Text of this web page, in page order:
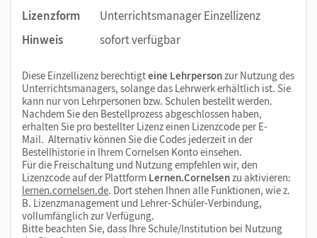
Lizenzform
Unterrichtsmanager Einzellizenz
Hinweis
sofort verfügbar
Diese Einzellizenz berechtigteine Lehrpersonzur Nutzung des
Unterrichtsmanagers, solange das Lehrwerk erhältlich ist. Sie
kann nur von Lehrpersonen bzw. Schulen bestellt werden.
Nachdem Sie den Bestellprozess abgeschlossen haben,
erhalten Sie pro bestellter Lizenz einen Lizenzcode per E-
Mail. Alternativ können Sie die Codes jederzeit in der
Bestellhistorie in Ihrem Cornelsen Konto einsehen.
Für die Freischaltung und Nutzung empfehlen wir, den
Lizenzcode auf der Plattform Lernen.Cornelsenzu aktivieren:
lernen.cornelsen.de. Dort stehen Ihnen alle Funktionen, wie z.
B. Lizenzmanagement und Lehrer-Schüler-Verbindung,
vollumfänglich zur Verfügung.
Bitte beachten Sie, dass Ihre Schule/Institution bei Nutzung